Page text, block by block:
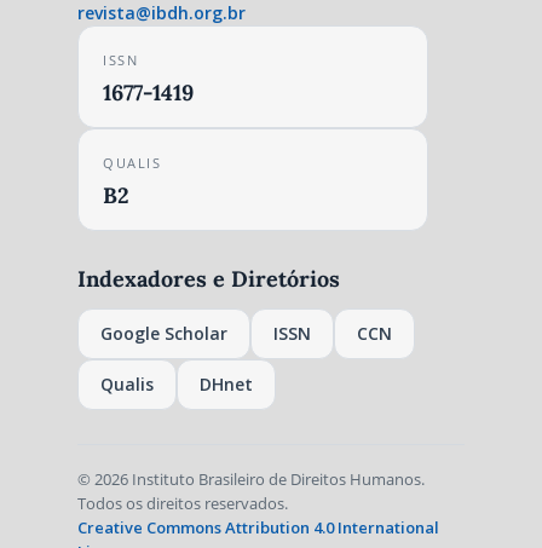
revista@ibdh.org.br
ISSN
1677-1419
QUALIS
B2
Indexadores e Diretórios
Google Scholar ISSN CCN
Qualis DHnet
© 2026 Instituto Brasileiro de Direitos Humanos.
Todos os direitos reservados.
Creative Commons Attribution 4.0 International